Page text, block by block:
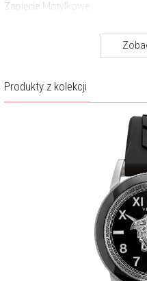
Zapięcie Motylkowe
2 lata
Zegarki Versace charakteryzuje
awangardę z nutą klasyki.
jest wizerunek mitologicznej
do greckich ornamentów.
zróżnicowane pod względem
będące ekskluzywnym
strojów, jak i również modele o
ekstrawaganckich kreacji.
Produkty z kolekcji